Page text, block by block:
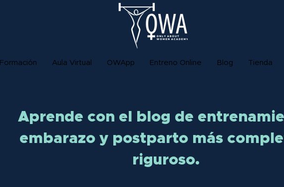
Formación Aula Virtual OWApp Entreno Online Blog Tienda
Aprende con el blog de
embarazo y postparto más
riguroso.